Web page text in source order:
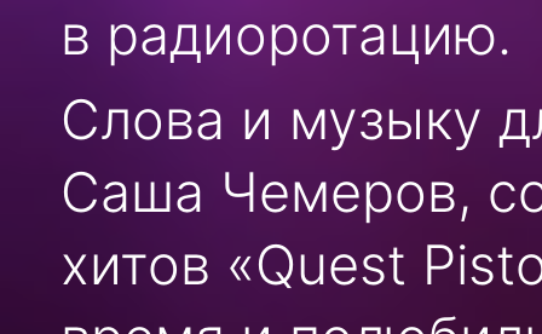
в радиоротацию.
Слова и музыку
Саша Чемеров,
хитов «Quest